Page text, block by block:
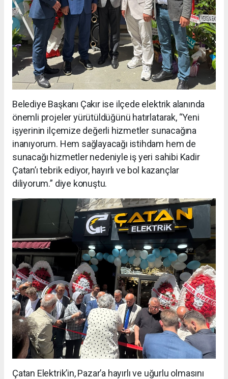
Belediye Başkanı Çakır ise ilçede elektrik alanında
önemli projeler yürütüldüğünü hatırlatarak, “Yeni
işyerinin ilçemize değerli hizmetler sunacağına
inanıyorum. Hem sağlayacağı istihdam hem de
sunacağı hizmetler nedeniyle iş yeri sahibi Kadir
Çatan’ı tebrik ediyor, hayırlı ve bol kazançlar
diliyorum.” diye konuştu.
Çatan Elektrik’in, Pazar’a hayırlı ve uğurlu olmasını